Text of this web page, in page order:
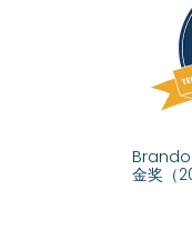
金奖（